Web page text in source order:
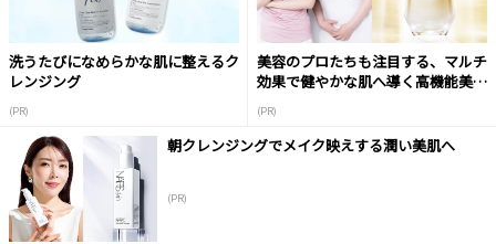
洗うたびになめらかな肌に整えるク
レンジング
(PR)
美容のプロたちも注目する、マルチ
効果で健やかな肌へ導く高機能美容
(PR)
朝クレンジングでメイク映えする潤い美肌へ
(PR)